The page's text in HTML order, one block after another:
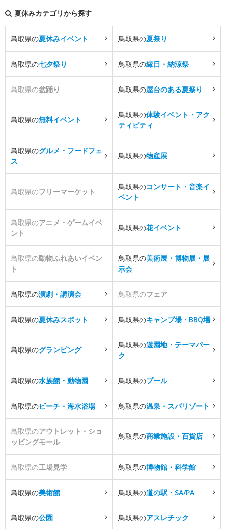
夏休みカテゴリから探す
鳥取県の夏休みイベント 鳥取県の夏祭り
鳥取県の七夕祭り 鳥取県の縁日・納涼祭
鳥取県の盆踊り 鳥取県の屋台のある夏祭り
鳥取県の無料イベント
鳥取県の体験イベント・アク
ティビティ
鳥取県のグルメ・フードフェ
ス
鳥取県の物産展
鳥取県のフリーマーケット
鳥取県のコンサート・音楽イ
ベント
鳥取県のアニメ・ゲームイベ
ント
鳥取県の花イベント
鳥取県の動物ふれあいイベン
ト
鳥取県の美術展・博物展・展
示会
鳥取県の演劇・講演会 鳥取県のフェア
鳥取県の夏休みスポット 鳥取県のキャンプ場・BBQ場
鳥取県のグランピング
鳥取県の遊園地・テーマパー
ク
鳥取県の水族館・動物園 鳥取県のプール
鳥取県のビーチ・海水浴場 鳥取県の温泉・スパリゾート
鳥取県のアウトレット・ショ
ッピングモール
鳥取県の商業施設・百貨店
鳥取県の工場見学 鳥取県の博物館・科学館
鳥取県の美術館 鳥取県の道の駅・SA/PA
鳥取県の公園 鳥取県のアスレチック